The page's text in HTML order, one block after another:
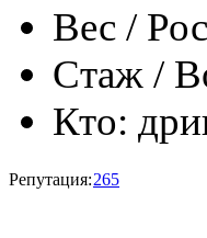
Вес /
Стаж /
Кто:
Репутация:265